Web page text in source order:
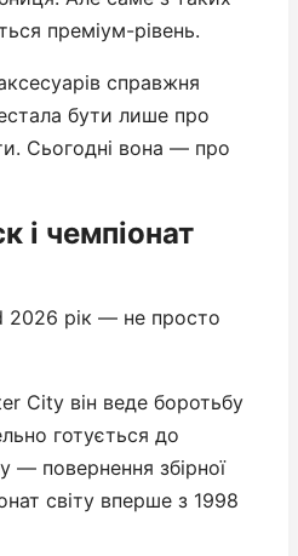
преміум-рівень.
справжня
бути лише про
Сьогодні вона — про
і чемпіонат
2026 рік — не просто
City він веде боротьбу
готується до
— повернення збірної
світу вперше з 1998